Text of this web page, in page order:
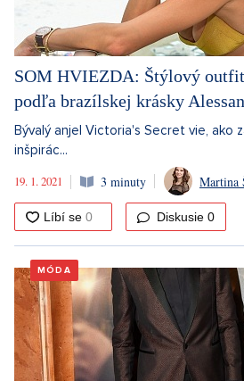
SOM HVIEZDA: Štýlový
podľa brazílskej krásky
Bývalý anjel Victoria's Secret vie, ako
inšpirác...
19. 1. 2021
3 minuty Martina
Diskusie 0
MÓDA